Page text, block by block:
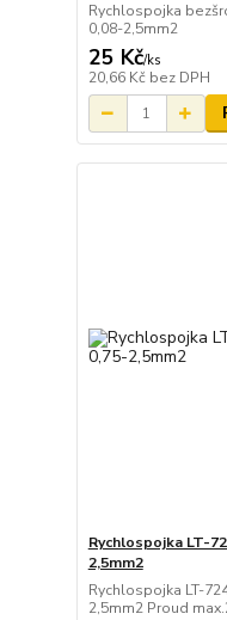
Rychlospojka
0,08-2,5mm2
25 Kč/ks
20,66 Kč bez DPH
Rychlospojka LT-
2,5mm2
Rychlospojka LT-
2,5mm2 Proud